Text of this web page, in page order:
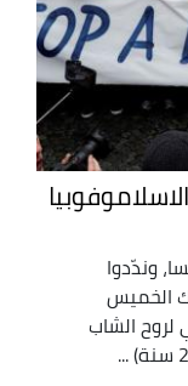
الخميس
الشاب